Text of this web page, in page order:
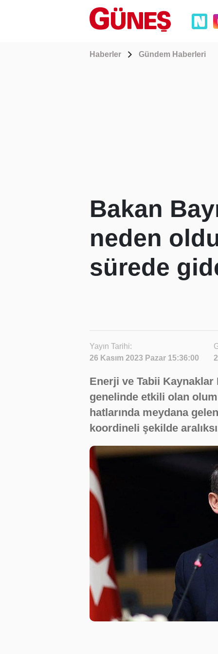
Haberler Gündem Haberleri
Bakan
neden
sürede
Yayın Tarihi:
26 Kasım 2023 Pazar 15:36:00
Enerji ve Tabii
genelinde etkili olan
hatlarında meydana
koordineli şekilde